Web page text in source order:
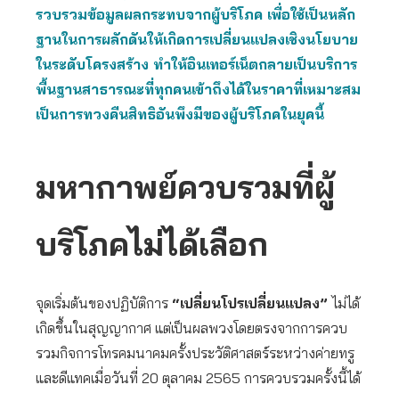
รวบรวมข้อมูลผลกระทบจากผู้บริโภค เพื่อใช้เป็นหลัก
ฐานในการผลักดันให้เกิดการเปลี่ยนแปลงเชิงนโยบาย
ในระดับโครงสร้าง ทำให้อินเทอร์เน็ตกลายเป็นบริการ
พื้นฐานสาธารณะที่ทุกคนเข้าถึงได้ในราคาที่เหมาะสม
เป็นการทวงคืนสิทธิอันพึงมีของผู้บริโภคในยุคนี้
มหากาพย์ควบรวมที่ผู้
บริโภคไม่ได้เลือก
จุดเริ่มต้นของปฏิบัติการ “เปลี่ยนโปรเปลี่ยนแปลง”ไม่ได้
เกิดขึ้นในสุญญากาศ แต่เป็นผลพวงโดยตรงจากการควบ
รวมกิจการโทรคมนาคมครั้งประวัติศาสตร์ระหว่างค่ายทรู
และดีแทคเมื่อวันที่ 20 ตุลาคม 2565 การควบรวมครั้งนี้ได้